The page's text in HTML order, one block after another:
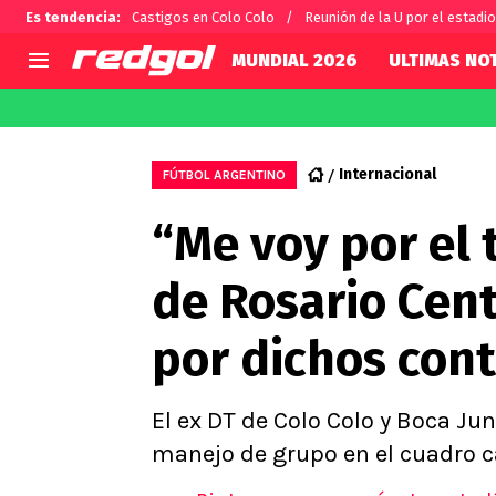
Es tendencia: Castigos en Colo Colo Reunión de la U por el estadio
Selección Chilena
U de Chile
U Católica
Campeonato Nacional
Primera B
Segunda División
Copa Chile
Supercopa Chile
Campeonato Femenino
Fútbol
Alexis
Carlos
MUNDIAL 2026 ULTIMAS
FÚTBOL ARGENTINO Internacional
“Me voy por el
de Rosario
por dichos
El ex DT de Colo Colo y Boca
manejo de grupo en el cuadro